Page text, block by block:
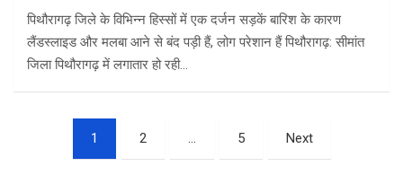
पिथौरागढ़ जिले के विभिन्न हिस्सों में एक दर्जन सड़कें बारिश के कारण
लैंडस्लाइड और मलबा आने से बंद पड़ी हैं, लोग परेशान हैं पिथौरागढ़: सीमांत
जिला पिथौरागढ़ में लगातार हो रही…
pagination
1 2 … 5 Next